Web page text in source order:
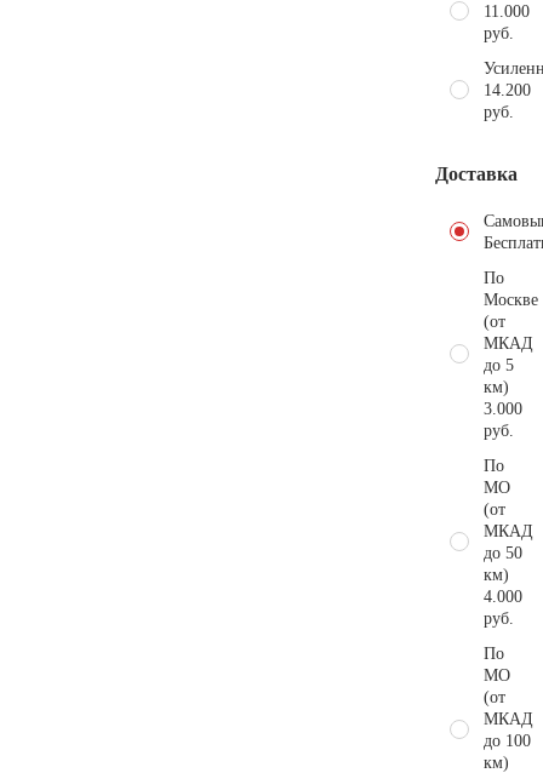
11.000
руб.
14.200
руб.
Доставка
По
Москве
(от
МКАД
до 5
км)
3.000
руб.
По
МО
(от
МКАД
до 50
км)
4.000
руб.
По
МО
(от
МКАД
до 100
км)